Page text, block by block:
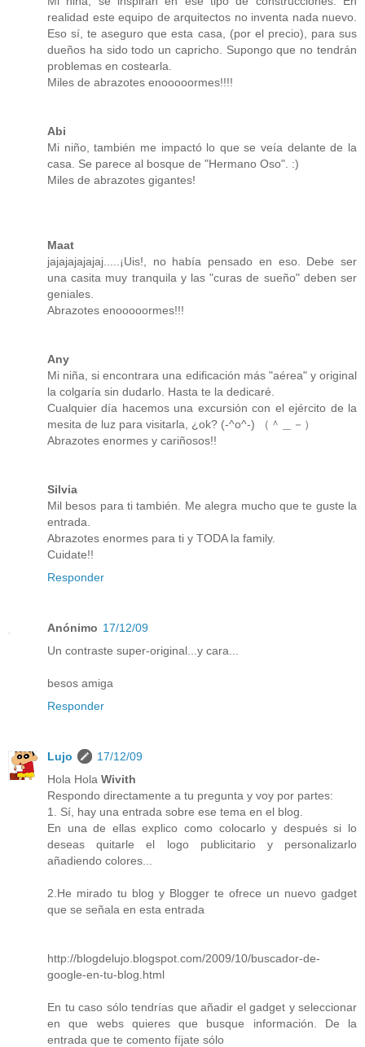
realidad este equipo de arquitectos no inventa nada nuevo.
Eso sí, te aseguro que esta casa, (por el precio), para sus
dueños ha sido todo un capricho. Supongo que no tendrán
problemas en costearla.
Miles de abrazotes enooooormes!!!!
Abi
Mi niño, también me impactó lo que se veía delante de la
casa. Se parece al bosque de "Hermano Oso". :)
Miles de abrazotes gigantes!
Maat
jajajajajajaj.....¡Uis!, no había pensado en eso. Debe ser
una casita muy tranquila y las "curas de sueño" deben ser
geniales.
Abrazotes enooooormes!!!
Any
Mi niña, si encontrara una edificación más "aérea" y original
la colgaría sin dudarlo. Hasta te la dedicaré.
Cualquier día hacemos una excursión con el ejército de la
mesita de luz para visitarla, ¿ok? (-^o^-) （＾＿－）
Abrazotes enormes y cariñosos!!
Silvia
Mil besos para ti también. Me alegra mucho que te guste la
entrada.
Abrazotes enormes para ti y TODA la family.
Cuidate!!
Responder
Anónimo 17/12/09
Un contraste super-original...y cara...
besos amiga
Responder
Lujo
17/12/09
Hola Hola Wivith
Respondo directamente a tu pregunta y voy por partes:
1. Sí, hay una entrada sobre ese tema en el blog.
En una de ellas explico como colocarlo y después si lo
deseas quitarle el logo publicitario y personalizarlo
añadiendo colores...
2.He mirado tu blog y Blogger te ofrece un nuevo gadget
que se señala en esta entrada
http://blogdelujo.blogspot.com/2009/10/buscador-de-
google-en-tu-blog.html
En tu caso sólo tendrías que añadir el gadget y seleccionar
en que webs quieres que busque información. De la
entrada que te comento fíjate sólo